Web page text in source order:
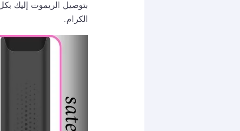
بتوصيل الريموت إليك
الكرام.